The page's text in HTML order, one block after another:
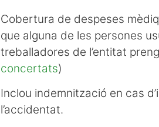
Cobertura de despeses
que alguna de les persones
treballadores de l’entitat
concertats)
Inclou indemnització en cas
l’accidentat.